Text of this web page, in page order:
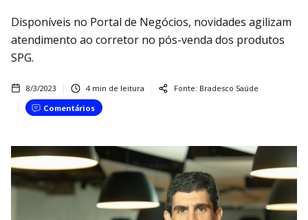
Disponíveis no Portal de Negócios, novidades agilizam
atendimento ao corretor no pós-venda dos produtos
SPG.
8/3/2023 4min de leitura Fonte: Bradesco Saúde
Comentários